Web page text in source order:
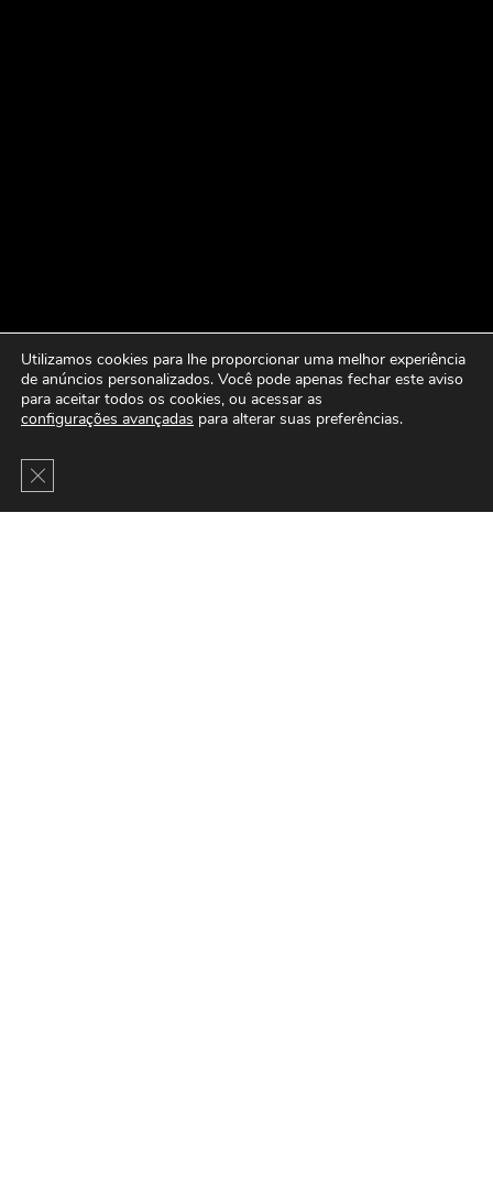
Utilizamos cookies para lhe proporcionar uma melhor experiência
de anúncios personalizados. Você pode apenas fechar este aviso
para aceitar todos os cookies, ou acessar as
configurações avançadas para alterar suas preferências.
Close GDPR Cookie Banner